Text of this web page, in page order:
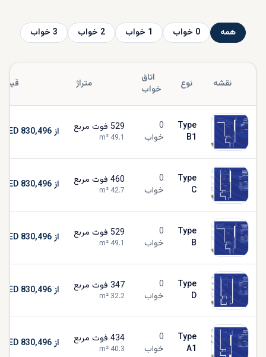
همه 0 خواب 1 خواب 2 خواب 3 خواب
نقشه نوع
اتاق
خواب
متراژ
Type
B1
0
خواب
529 فوت مربع
49.1 از AED 830,496
Type
C
0
خواب
460 فوت مربع
42.7 از AED 830,496
Type
B
0
خواب
529 فوت مربع
49.1 از AED 830,496
Type
D
0
خواب
347 فوت مربع
32.2 از AED 830,496
Type
A1
0
خواب
434 فوت مربع
40.3 از AED 830,496